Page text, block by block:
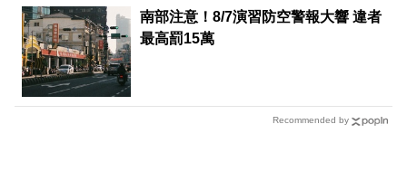
南部注意！8/7演習防空警報大響 違者
最高罰15萬
Recommended by